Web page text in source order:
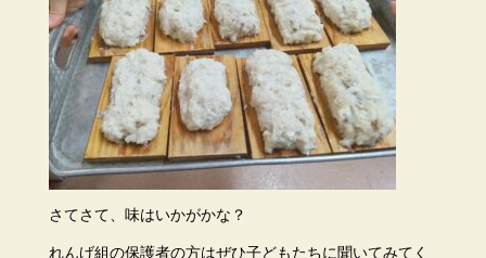
さてさて、味はいかがかな？
れんげ組の保護者の方はぜひ子どもたちに聞いてみてく